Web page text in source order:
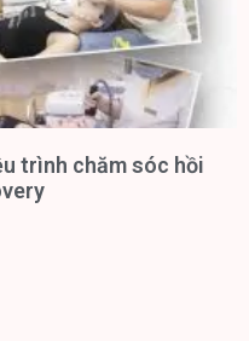
trình chăm sóc hồi